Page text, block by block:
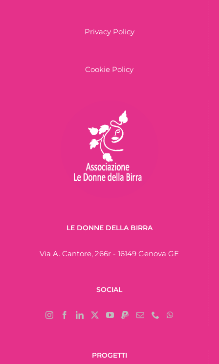
Privacy Policy
Cookie Policy
LE DONNE DELLA BIRRA
Via A. Cantore, 266r - 16149 Genova GE
SOCIAL
PROGETTI